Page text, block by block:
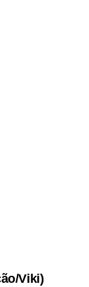
Viki)